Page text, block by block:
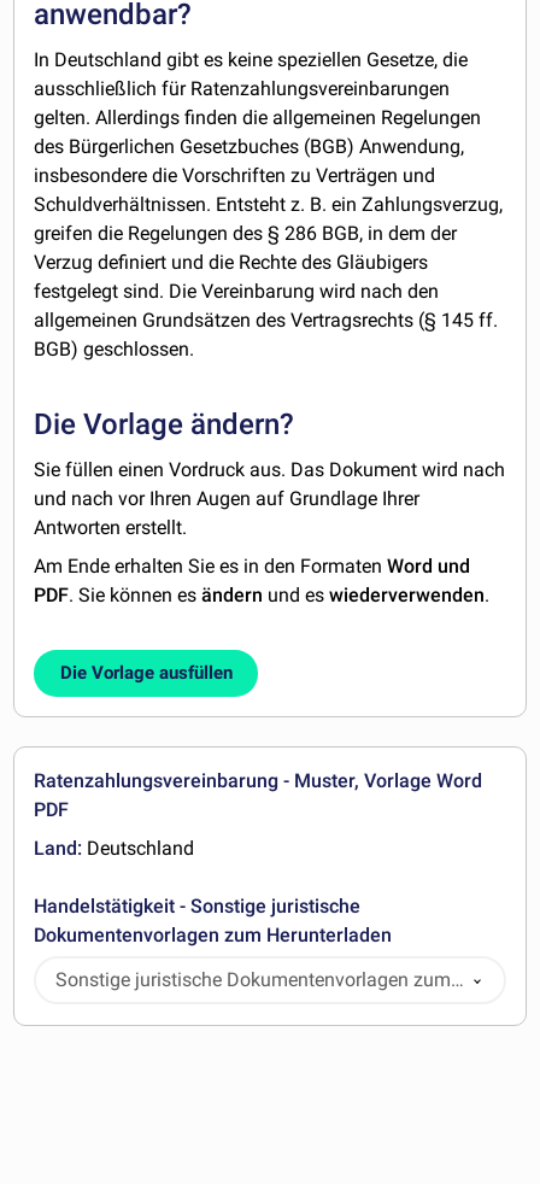
anwendbar?
In Deutschland gibt es keine speziellen Gesetze, die
ausschließlich für Ratenzahlungsvereinbarungen
gelten. Allerdings finden die allgemeinen Regelungen
des Bürgerlichen Gesetzbuches (BGB) Anwendung,
insbesondere die Vorschriften zu Verträgen und
Schuldverhältnissen. Entsteht z. B. ein Zahlungsverzug,
greifen die Regelungen des § 286 BGB, in dem der
Verzug definiert und die Rechte des Gläubigers
festgelegt sind. Die Vereinbarung wird nach den
allgemeinen Grundsätzen des Vertragsrechts (§ 145 ff.
BGB) geschlossen.
Die Vorlage ändern?
Sie füllen einen Vordruck aus. Das Dokument wird nach
und nach vor Ihren Augen auf Grundlage Ihrer
Antworten erstellt.
Am Ende erhalten Sie es in den FormatenWord und
PDF. Sie können esändern und eswiederverwenden.
Die Vorlage ausfüllen
Ratenzahlungsvereinbarung - Muster, Vorlage Word
PDF
Land: Deutschland
Handelstätigkeit - Sonstige juristische
Dokumentenvorlagen zum Herunterladen
Sonstige juristische Dokumentenvorlagen zum
Herunterladen